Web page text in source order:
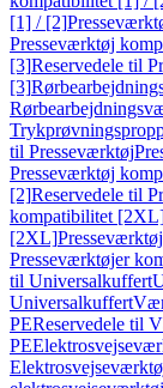
[1] / [2]
Presseværktøj
[3]Reservedele til
[3]
til Presseværktøj
Presseværktøj
[2]Reservedele til
kompatibilitet
[2XL]
Presseværktøjer
til Universalkuffert
Universalkuffert
PEReservedele til
PE